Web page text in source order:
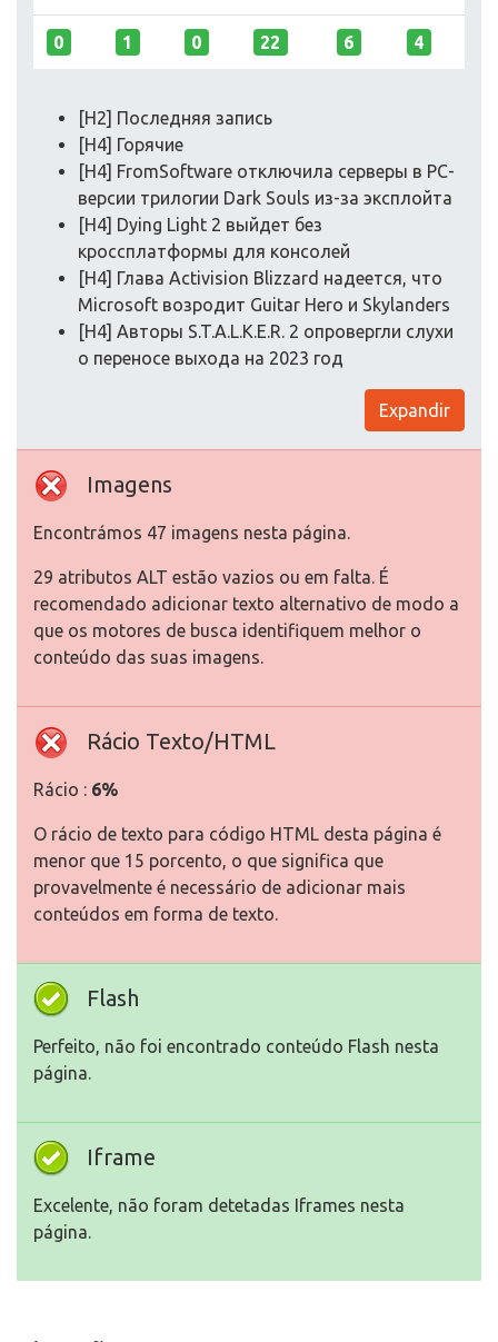
0 1 0 22 6 4
[H2] Последняя запись
[H4] Горячие
[H4] FromSoftware отключила серверы в PC-
версии трилогии Dark Souls из-за эксплойта
[H4] Dying Light 2 выйдет без
кроссплатформы для консолей
[H4] Глава Activision Blizzard надеется, что
Microsoft возродит Guitar Hero и Skylanders
[H4] Авторы S.T.A.L.K.E.R. 2 опровергли слухи
о переносе выхода на 2023 год
Expandir
Imagens
Encontrámos 47 imagens nesta página.
29 atributos ALT estão vazios ou em falta. É
recomendado adicionar texto alternativo de modo a
que os motores de busca identifiquem melhor o
conteúdo das suas imagens.
Rácio Texto/HTML
Rácio : 6%
O rácio de texto para código HTML desta página é
menor que 15 porcento, o que significa que
provavelmente é necessário de adicionar mais
conteúdos em forma de texto.
Flash
Perfeito, não foi encontrado conteúdo Flash nesta
página.
Iframe
Excelente, não foram detetadas Iframes nesta
página.